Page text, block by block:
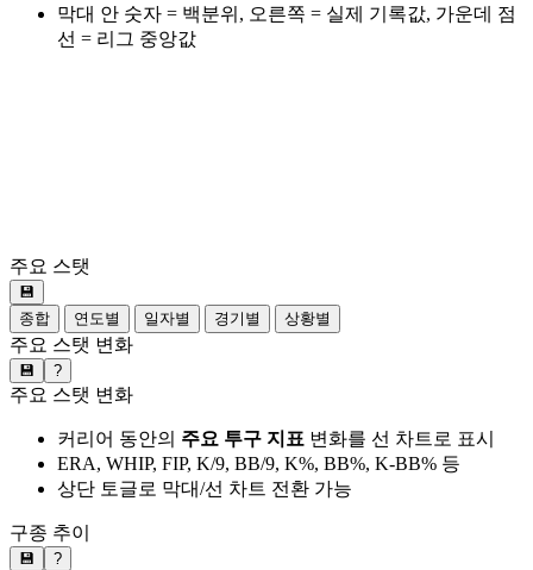
막대 안 숫자 = 백분위, 오른쪽 = 실제 기록값, 가운데 점
선 = 리그 중앙값
주요 스탯
💾
종합
연도별 일자별 경기별 상황별
주요 스탯 변화
💾 ?
주요 스탯 변화
커리어 동안의 주요 투구 지표 변화를 선 차트로 표시
ERA, WHIP, FIP, K/9, BB/9, K%, BB%, K-BB% 등
상단 토글로 막대/선 차트 전환 가능
구종 추이
💾 ?